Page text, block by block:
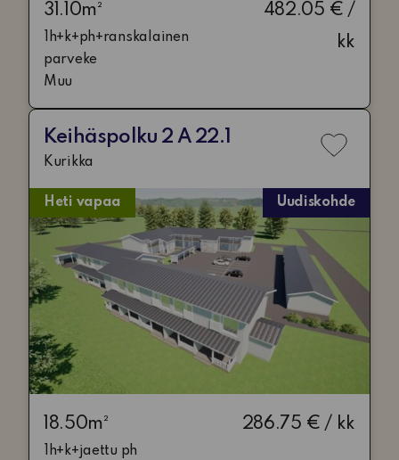
31.10m²
1h+k+ph+ranskalainen
parveke
Muu
482.05 € /
kk
Keihäspolku 2 A 22.1
Kurikka
Lisää
Heti vapaa Uudiskohde
18.50m²
1h+k+jaettu ph
286.75 € / kk